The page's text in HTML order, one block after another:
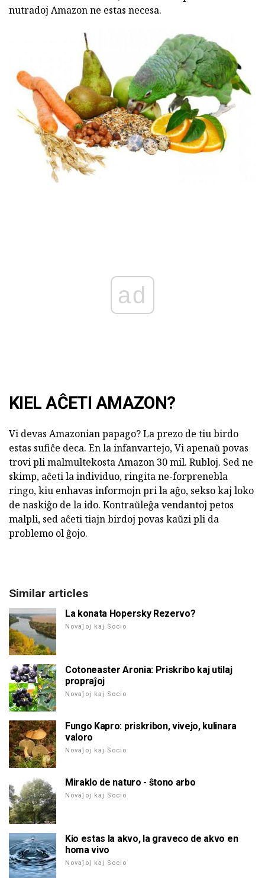
nutradoj Amazon ne estas necesa.
ad
KIEL AĈETI AMAZON?
Vi devas Amazonian papago? La prezo de tiu birdo
estas sufiĉe deca. En la infanvartejo, Vi apenaŭ povas
trovi pli malmultekosta Amazon 30 mil. Rubloj. Sed ne
skimp, aĉeti la individuo, ringita ne-forprenebla
ringo, kiu enhavas informojn pri la aĝo, sekso kaj loko
de naskiĝo de la ido. Kontraŭleĝa vendantoj petos
malpli, sed aĉeti tiajn birdoj povas kaŭzi pli da
problemo ol ĝojo.
Similar articles
La konata Hopersky Rezervo?
Novaĵoj kaj Socio
Cotoneaster Aronia: Priskribo kaj utilaj
propraĵoj
Novaĵoj kaj Socio
Fungo Kapro: priskribon, vivejo, kulinara
valoro
Novaĵoj kaj Socio
Miraklo de naturo - ŝtono arbo
Novaĵoj kaj Socio
Kio estas la akvo, la graveco de akvo en
homa vivo
Novaĵoj kaj Socio